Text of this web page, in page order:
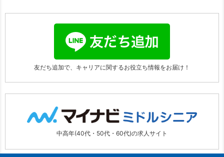
友だち追加で、キャリアに関するお役立ち情報をお届け！
中高年(40代・50代・60代)の求人サイト